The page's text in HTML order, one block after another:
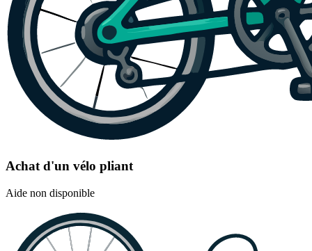
Achat d'un vélo pliant
Aide non disponible